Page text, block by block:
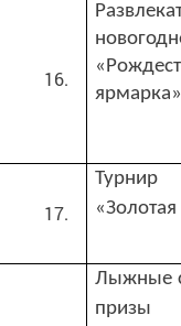
Лыжные
призы